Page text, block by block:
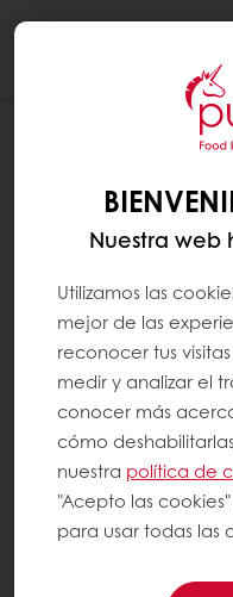
Nuestra web
Utilizamos las
mejor de las
reconocer tus
medir y analizar el
conocer más
cómo
nuestra política de
"Acepto las
para usar todas las